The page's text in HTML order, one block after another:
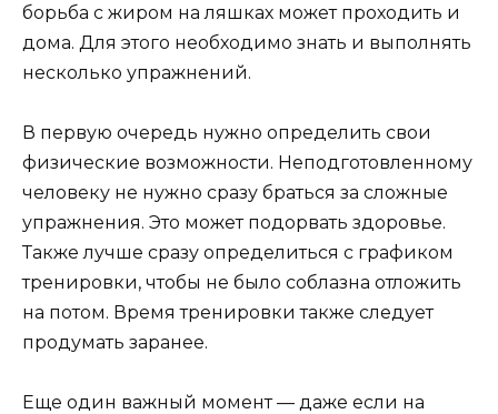
борьба с жиром на ляшках может проходить и
дома. Для этого необходимо знать и выполнять
несколько упражнений.
В первую очередь нужно определить свои
физические возможности. Неподготовленному
человеку не нужно сразу браться за сложные
упражнения. Это может подорвать здоровье.
Также лучше сразу определиться с графиком
тренировки, чтобы не было соблазна отложить
на потом. Время тренировки также следует
продумать заранее.
Еще один важный момент — даже если на